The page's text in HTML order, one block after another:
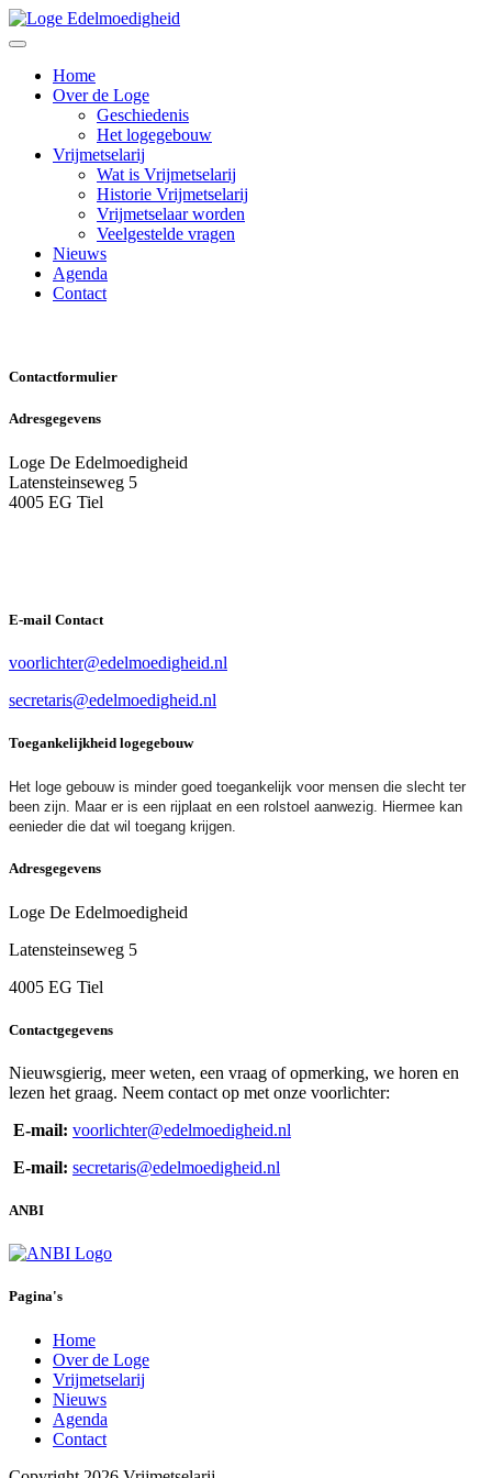
Home
Over de Loge
Geschiedenis
Het logegebouw
Vrijmetselarij
Wat is Vrijmetselarij
Historie Vrijmetselarij
Vrijmetselaar worden
Veelgestelde vragen
Nieuws
Agenda
Contact
Contactformulier
Adresgegevens
Loge De Edelmoedigheid
Latensteinseweg 5
4005 EG Tiel
E-mail Contact
voorlichter@edelmoedigheid.nl
secretaris@edelmoedigheid.nl
Toegankelijkheid logegebouw
Het loge gebouw is minder goed toegankelijk voor mensen die slecht ter
been zijn. Maar er is een rijplaat en een rolstoel aanwezig. Hiermee kan
eenieder die dat wil toegang krijgen.
Adresgegevens
Loge De Edelmoedigheid
Latensteinseweg 5
4005 EG Tiel
Contactgegevens
Nieuwsgierig, meer weten, een vraag of opmerking, we horen en
lezen het graag. Neem contact op met onze voorlichter:
E-mail: voorlichter@edelmoedigheid.nl
E-mail: secretaris@edelmoedigheid.nl
ANBI
Pagina's
Home
Over de Loge
Vrijmetselarij
Nieuws
Agenda
Contact